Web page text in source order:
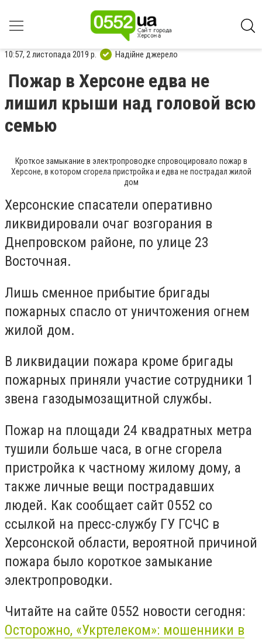
10:57, 2 листопада 2019 р. Надійне джерело
Пожар в Херсоне едва не
лишил крыши над головой всю
семью
Кроткое замыкание в электропроводке спровоцировало пожар в
Херсоне, в котором сгорела пристройка и едва не пострадал жилой
дом
Херсонские спасатели оперативно
ликвидировали очаг возгорания в
Днепровском районе, по улице 23
Восточная.
Лишь сменное прибытие бригады
пожарных спасло от уничтожения огнем
жилой дом.
В ликвидации пожара кроме бригады
пожарных приняли участие сотрудники 1
звена газодымозащитной службы.
Пожар на площади 24 квадратных метра
тушили больше часа, в огне сгорела
пристройка к частному жилому дому, а
также личные вещи пострадавших
людей. Как сообщает сайт 0552 со
ссылкой на пресс-службу ГУ ГСЧС в
Херсонской области, вероятной причиной
пожара было короткое замыкание
электропроводки.
Читайте на сайте 0552 новости сегодня:
Осторожно, «Укртелеком»: мошенники в